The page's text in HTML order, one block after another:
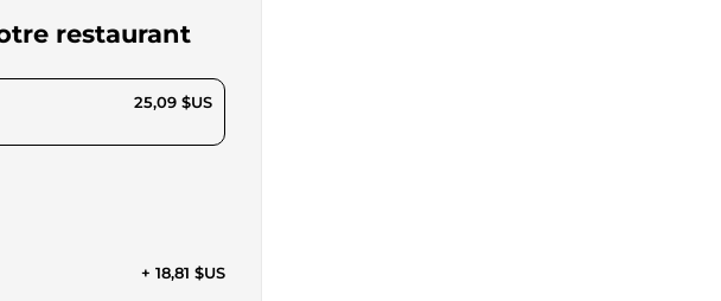
restaurant
25,09 $US
+ 18,81 $US